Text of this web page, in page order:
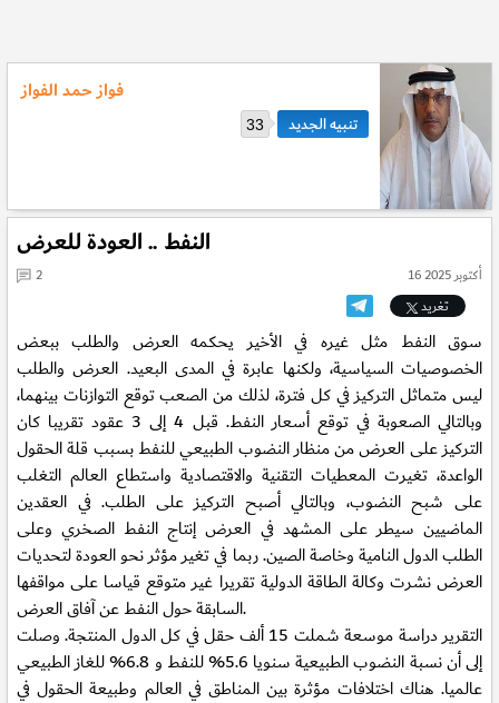
فواز حمد الفواز
33
النفط .. العودة للعرض
16 أكتوبر 2025
2
تغريد
سوق النفط مثل غيره في الأخير يحكمه العرض والطلب ببعض
الخصوصيات السياسية، ولكنها عابرة في المدى البعيد. العرض والطلب
ليس متماثل التركيز في كل فترة، لذلك من الصعب توقع التوازنات بينهما،
وبالتالي الصعوبة في توقع أسعار النفط. قبل 4 إلى 3 عقود تقريبا كان
التركيز على العرض من منظار النضوب الطبيعي للنفط بسبب قلة الحقول
الواعدة، تغيرت المعطيات التقنية والاقتصادية واستطاع العالم التغلب
على شبح النضوب، وبالتالي أصبح التركيز على الطلب. في العقدين
الماضيين سيطر على المشهد في العرض إنتاج النفط الصخري وعلى
الطلب الدول النامية وخاصة الصين. ربما في تغير مؤثر نحو العودة لتحديات
العرض نشرت وكالة الطاقة الدولية تقريرا غير متوقع قياسا على مواقفها
السابقة حول النفط عن آفاق العرض.
التقرير دراسة موسعة شملت 15 ألف حقل في كل الدول المنتجة. وصلت
إلى أن نسبة النضوب الطبيعية سنويا 5.6% للنفط و 6.8% للغاز الطبيعي
عالميا. هناك اختلافات مؤثرة بين المناطق في العالم وطبيعة الحقول في